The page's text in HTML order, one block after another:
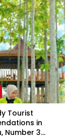
Tourist
in
Number 3